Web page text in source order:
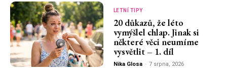
LETNÍ TIPY
20 důkazů, že léto
vymýšlel chlap. Jinak si
některé věci neumíme
vysvětlit – 1. díl
Nika Glosa - 7 srpna, 2026